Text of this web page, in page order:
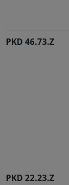
PKD 46.73.Z
PKD 22.23.Z